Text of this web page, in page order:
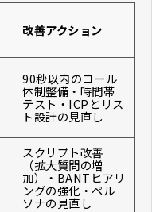
改善アクション
90秒以内のコール
体制整備・時間帯
テスト・ICPとリス
ト設計の見直し
スクリプト改善
（拡大質問の増
加）・BANTヒアリ
ングの強化・ペル
ソナの見直し